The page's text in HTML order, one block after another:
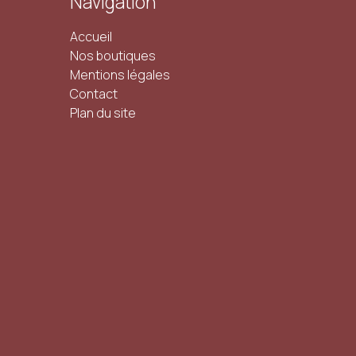
Accueil
Nos boutiques
Mentions légales
Contact
Plan du site